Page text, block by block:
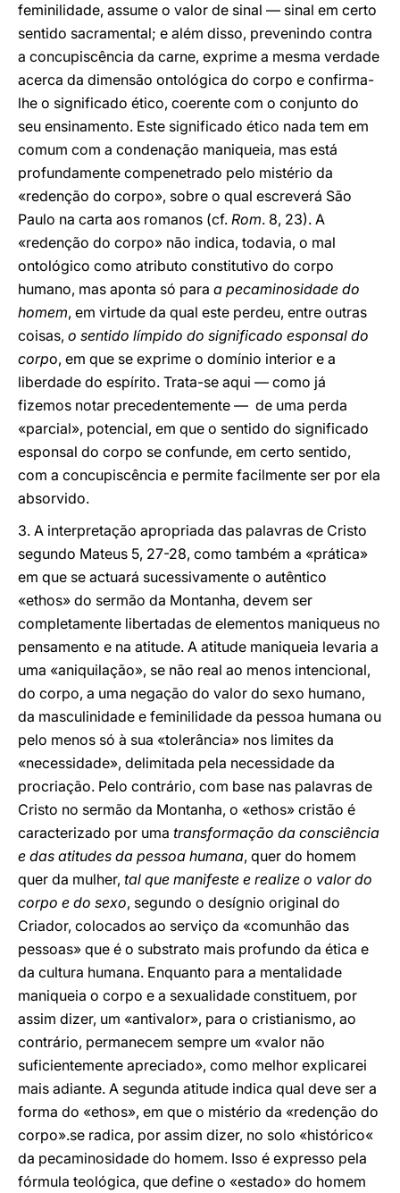
feminilidade, assume o valor de sinal — sinal em certo
sentido sacramental; e além disso, prevenindo contra
a concupiscência da carne, exprime a mesma verdade
acerca da dimensão ontológica do corpo e confirma-
lhe o significado ético, coerente com o conjunto do
seu ensinamento. Este significado ético nada tem em
comum com a condenação maniqueia, mas está
profundamente compenetrado pelo mistério da
«redenção do corpo», sobre o qual escreverá São
Paulo na carta aos romanos (cf. Rom. 8, 23). A
«redenção do corpo» não indica, todavia, o mal
ontológico como atributo constitutivo do corpo
humano, mas aponta só para a pecaminosidade do
homem, em virtude da qual este perdeu, entre outras
coisas, o sentido límpido do significado esponsal do
corpo, em que se exprime o domínio interior e a
liberdade do espírito. Trata-se aqui — como já
fizemos notar precedentemente — de uma perda
«parcial», potencial, em que o sentido do significado
esponsal do corpo se confunde, em certo sentido,
com a concupiscência e permite facilmente ser por ela
absorvido.
3. A interpretação apropriada das palavras de Cristo
segundo Mateus 5, 27-28, como também a «prática»
em que se actuará sucessivamente o autêntico
«ethos» do sermão da Montanha, devem ser
completamente libertadas de elementos maniqueus no
pensamento e na atitude. A atitude maniqueia levaria a
uma «aniquilação», se não real ao menos intencional,
do corpo, a uma negação do valor do sexo humano,
da masculinidade e feminilidade da pessoa humana ou
pelo menos só à sua «tolerância» nos limites da
«necessidade», delimitada pela necessidade da
procriação. Pelo contrário, com base nas palavras de
Cristo no sermão da Montanha, o «ethos» cristão é
caracterizado por uma transformação da consciência
e das atitudes da pessoa humana, quer do homem
quer da mulher, tal que manifeste e realize o valor do
corpo e do sexo, segundo o desígnio original do
Criador, colocados ao serviço da «comunhão das
pessoas» que é o substrato mais profundo da ética e
da cultura humana. Enquanto para a mentalidade
maniqueia o corpo e a sexualidade constituem, por
assim dizer, um «antivalor», para o cristianismo, ao
contrário, permanecem sempre um «valor não
suficientemente apreciado», como melhor explicarei
mais adiante. A segunda atitude indica qual deve ser a
forma do «ethos», em que o mistério da «redenção do
corpo».se radica, por assim dizer, no solo «histórico«
da pecaminosidade do homem. Isso é expresso pela
fórmula teológica, que define o «estado» do homem